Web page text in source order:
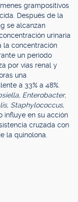
grampositivos
Después de la
se alcanzan
urinaria
la concentración
un período
por vías renal y
una
a 33% a 48%.
Enterobacter,
Staphylococcus,
influye en su acción
cruzada con
la quinolona.